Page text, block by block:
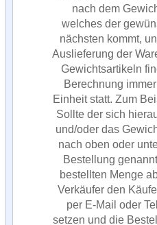
nach dem
welches der
nächsten kommt,
Auslieferung der
Gewichtsartikeln
Berechnung
Einheit statt. Zum
Sollte der sich
und/oder das
nach oben oder
Bestellung
bestellten Menge
Verkäufer den
per E-Mail oder
setzen und die